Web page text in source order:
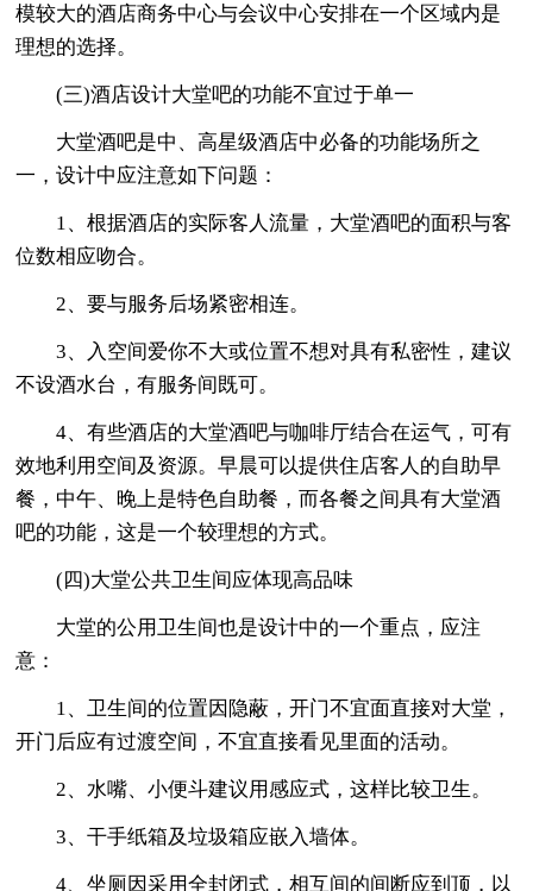
模较大的酒店商务中心与会议中心安排在一个区域内是
理想的选择。
(三)酒店设计大堂吧的功能不宜过于单一
大堂酒吧是中、高星级酒店中必备的功能场所之
一，设计中应注意如下问题：
1、根据酒店的实际客人流量，大堂酒吧的面积与客
位数相应吻合。
2、要与服务后场紧密相连。
3、入空间爱你不大或位置不想对具有私密性，建议
不设酒水台，有服务间既可。
4、有些酒店的大堂酒吧与咖啡厅结合在运气，可有
效地利用空间及资源。早晨可以提供住店客人的自助早
餐，中午、晚上是特色自助餐，而各餐之间具有大堂酒
吧的功能，这是一个较理想的方式。
(四)大堂公共卫生间应体现高品味
大堂的公用卫生间也是设计中的一个重点，应注
意：
1、卫生间的位置因隐蔽，开门不宜面直接对大堂，
开门后应有过渡空间，不宜直接看见里面的活动。
2、水嘴、小便斗建议用感应式，这样比较卫生。
3、干手纸箱及垃圾箱应嵌入墙体。
4、坐厕因采用全封闭式，相互间的间断应到顶，以